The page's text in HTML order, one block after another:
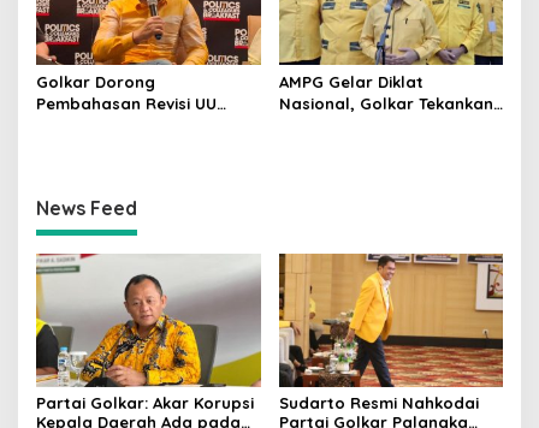
Golkar Dorong
Pembahasan Revisi UU
AMPG Gelar Diklat
Nasional, Golkar Tekankan
News Feed
Partai Golkar: Akar Korupsi
Kepala Daerah Ada pada
Sudarto Resmi Nahkodai
Partai Golkar Palangka